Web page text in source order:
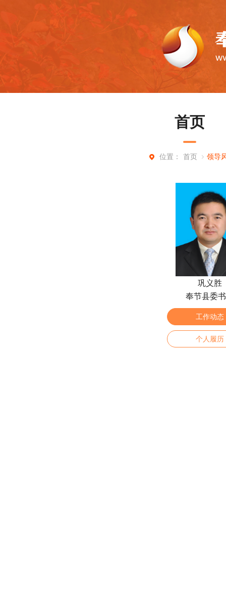
首页
位置： 首页 领导
巩义胜
奉节县委
工作动态
个人履历